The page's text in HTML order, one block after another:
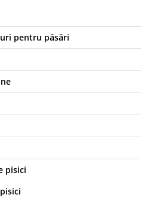
pentru păsări
pisici